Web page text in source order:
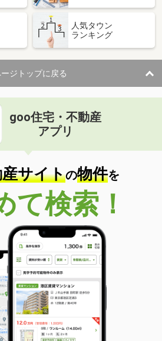
人気タウン
ランキング
ジトップに戻る
goo住宅・不動産
アプリ
サイトの物件を
て検索！